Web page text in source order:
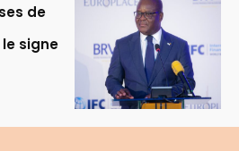
de
signe